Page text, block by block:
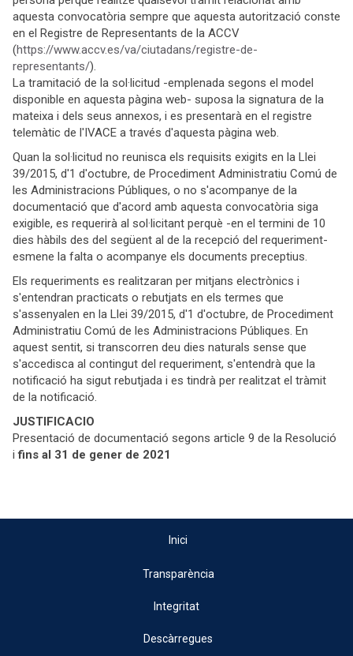
aquesta convocatòria sempre que aquesta autorització conste
en el Registre de Representants de la ACCV
(https://www.accv.es/va/ciutadans/registre-de-
representants/).
La tramitació de la sol·licitud -emplenada segons el model
disponible en aquesta pàgina web- suposa la signatura de la
mateixa i dels seus annexos, i es presentarà en el registre
telemàtic de l'IVACE a través d'aquesta pàgina web.
Quan la sol·licitud no reunisca els requisits exigits en la Llei
39/2015, d'1 d'octubre, de Procediment Administratiu Comú de
les Administracions Públiques, o no s'acompanye de la
documentació que d'acord amb aquesta convocatòria siga
exigible, es requerirà al sol·licitant perquè -en el termini de 10
dies hàbils des del següent al de la recepció del requeriment-
esmene la falta o acompanye els documents preceptius.
Els requeriments es realitzaran per mitjans electrònics i
s'entendran practicats o rebutjats en els termes que
s'assenyalen en la Llei 39/2015, d'1 d'octubre, de Procediment
Administratiu Comú de les Administracions Públiques. En
aquest sentit, si transcorren deu dies naturals sense que
s'accedisca al contingut del requeriment, s'entendrà que la
notificació ha sigut rebutjada i es tindrà per realitzat el tràmit
de la notificació.
JUSTIFICACIO
Presentació de documentació segons article 9 de la Resolució
ifins al 31 de gener de 2021
Inici
Transparència
Integritat
Descàrregues